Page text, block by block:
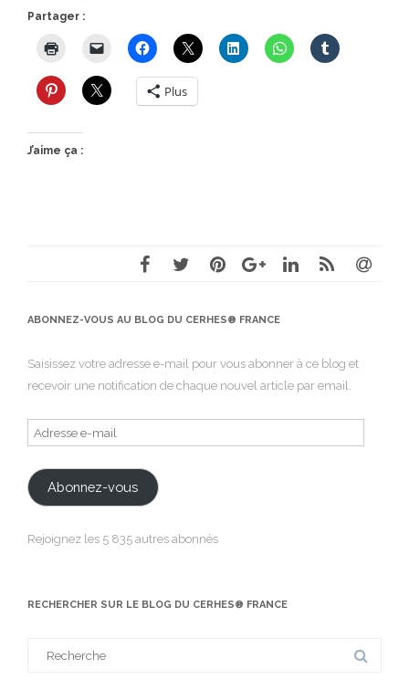
Partager :
Plus
J’aime ça :
ABONNEZ-VOUS AU BLOG DU CERHES® FRANCE
Saisissez votre adresse e-mail pour vous abonner à ce blog et
recevoir une notification de chaque nouvel article par email.
Adresse
e-
mail
Abonnez-vous
Rejoignez les 5 835 autres abonnés
RECHERCHER SUR LE BLOG DU CERHES® FRANCE